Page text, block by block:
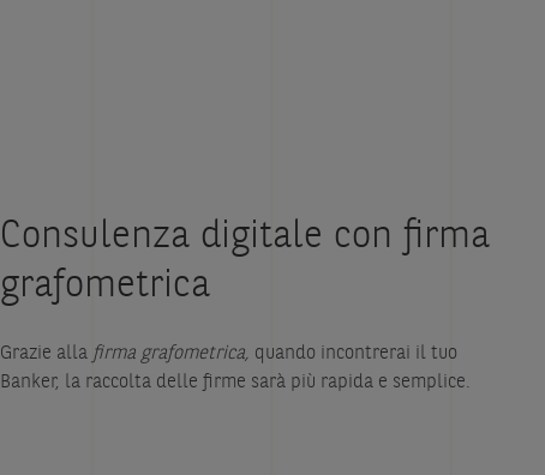
Consulenza digitale con firma
grafometrica
Grazie alla firma grafometrica, quando incontrerai il tuo
Banker, la raccolta delle firme sarà più rapida e semplice.